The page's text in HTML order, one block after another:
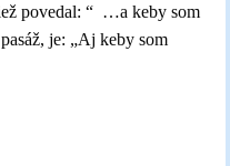
povedal: “ …a keby som
je: „Aj keby som